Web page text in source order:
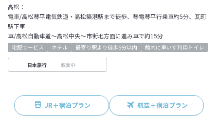
高松：
電車/高松琴平電気鉄道・高松築港駅まで徒歩、琴電琴平行乗車約5分、瓦町
駅下車
車/高松自動車道～高松中央～市街地方面に進み車で約15分
宅配サービス ホテル 最寄り駅より徒歩5分以内 館内に車いす利用トイレ
日本旅行 収集中
JR＋宿泊プラン 航空＋宿泊プラン